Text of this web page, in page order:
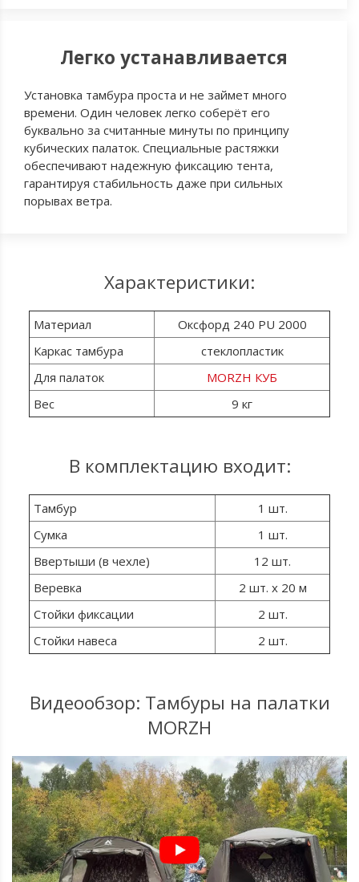
Легко устанавливается
Установка тамбура проста и не займет много
времени. Один человек легко соберёт его
буквально за считанные минуты по принципу
кубических палаток. Специальные растяжки
обеспечивают надежную фиксацию тента,
гарантируя стабильность даже при сильных
порывах ветра.
Характеристики:
Материал
Оксфорд 240 PU 2000
Каркас тамбура
стеклопластик
Для палаток
MORZH КУБ
Вес
9 кг
В комплектацию входит:
Тамбур
1 шт.
Сумка
1 шт.
Ввертыши (в чехле)
12 шт.
Веревка
2 шт. x 20 м
Стойки фиксации
2 шт.
Стойки навеса
2 шт.
Видеообзор: Тамбуры на палатки
MORZH